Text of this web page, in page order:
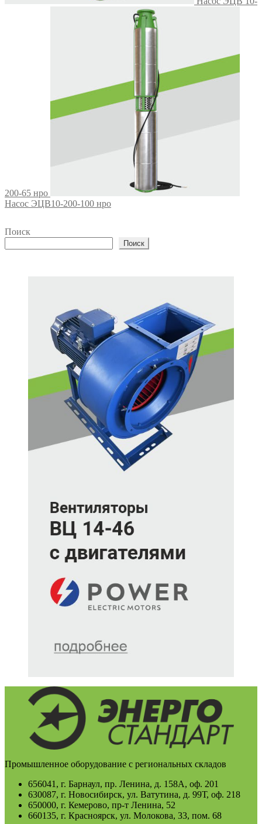
200-65 нро
Насос ЭЦВ10-200-100 нро
Поиск
Поиск
Промышленное оборудование с региональных складов
656041, г. Барнаул, пр. Ленина, д. 158А, оф. 201
630087, г. Новосибирск, ул. Ватутина, д. 99Т, оф. 218
650000, г. Кемерово, пр-т Ленина, 52
660135, г. Красноярск, ул. Молокова, 33, пом. 68